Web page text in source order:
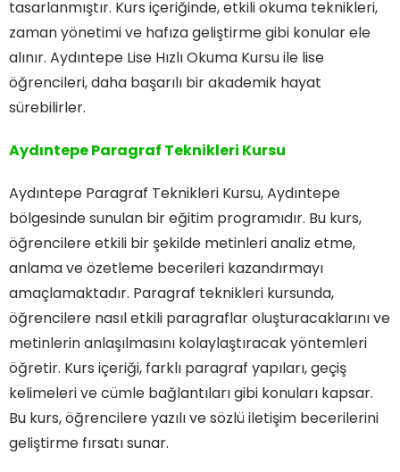
tasarlanmıştır. Kurs içeriğinde, etkili okuma teknikleri,
zaman yönetimi ve hafıza geliştirme gibi konular ele
alınır. Aydıntepe Lise Hızlı Okuma Kursu ile lise
öğrencileri, daha başarılı bir akademik hayat
sürebilirler.
Aydıntepe Paragraf Teknikleri Kursu
Aydıntepe Paragraf Teknikleri Kursu, Aydıntepe
bölgesinde sunulan bir eğitim programıdır. Bu kurs,
öğrencilere etkili bir şekilde metinleri analiz etme,
anlama ve özetleme becerileri kazandırmayı
amaçlamaktadır. Paragraf teknikleri kursunda,
öğrencilere nasıl etkili paragraflar oluşturacaklarını ve
metinlerin anlaşılmasını kolaylaştıracak yöntemleri
öğretir. Kurs içeriği, farklı paragraf yapıları, geçiş
kelimeleri ve cümle bağlantıları gibi konuları kapsar.
Bu kurs, öğrencilere yazılı ve sözlü iletişim becerilerini
geliştirme fırsatı sunar.